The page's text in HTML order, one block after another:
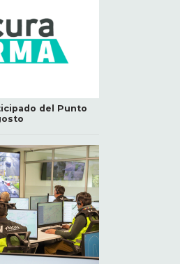
del Punto